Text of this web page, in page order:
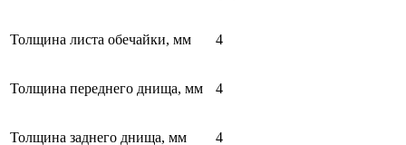
Толщина листа обечайки, мм 4
Толщина переднего днища, мм 4
Толщина заднего днища, мм 4